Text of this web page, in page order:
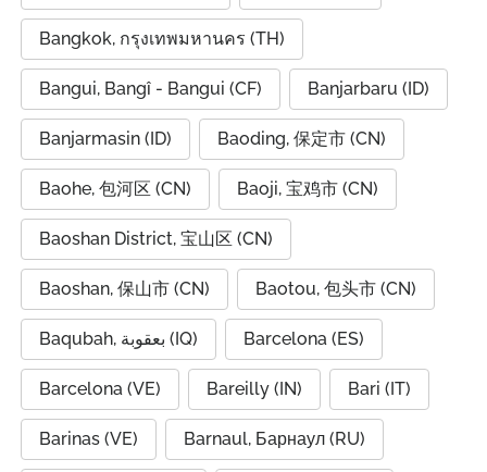
Bangkok, กรุงเทพมหานคร (TH)
Bangui, Bangî - Bangui (CF) Banjarbaru (ID)
Banjarmasin (ID) Baoding, 保定市 (CN)
Baohe, 包河区 (CN) Baoji, 宝鸡市 (CN)
Baoshan District, 宝山区 (CN)
Baoshan, 保山市 (CN) Baotou, 包头市 (CN)
Baqubah, بعقوبة (IQ) Barcelona (ES)
Barcelona (VE) Bareilly (IN) Bari (IT)
Barinas (VE) Barnaul, Барнаул (RU)